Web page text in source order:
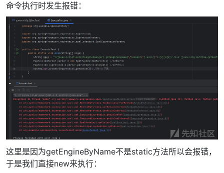
命令执行时发生报错：
这里是因为getEngineByName不是static方法所以会报错，
于是我们直接new来执行：